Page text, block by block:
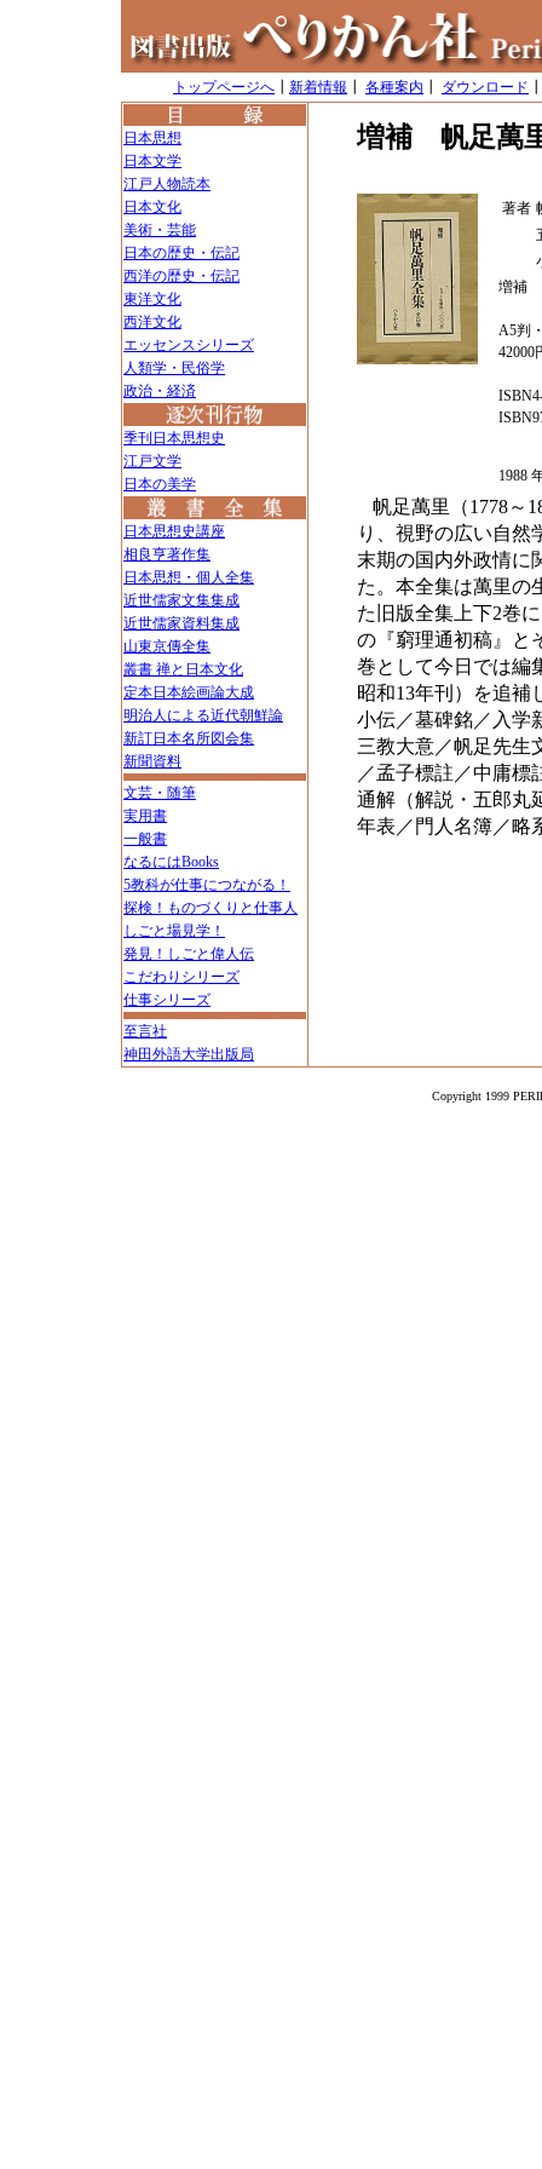
トップページへ 新着情報 各種案内 ダウンロード
日本思想
日本文学
江戸人物読本
日本文化
美術・芸能
日本の歴史・伝記
西洋の歴史・伝記
東洋文化
西洋文化
エッセンスシリーズ
人類学・民俗学
政治・経済
季刊日本思想史
江戸文学
日本の美学
日本思想史講座
相良亨著作集
日本思想・個人全集
近世儒家文集集成
近世儒家資料集成
山東京傳全集
叢書 禅と日本文化
定本日本絵画論大成
明治人による近代朝鮮論
新訂日本名所図会集
新聞資料
文芸・随筆
実用書
一般書
なるにはBooks
5教科が仕事につながる！
探検！ものづくりと仕事人
しごと場見学！
発見！しごと偉人伝
こだわりシリーズ
仕事シリーズ
至言社
神田外語大学出版局
増補 帆足萬
著者
増補
A5判
42000
1988
帆足萬里（1778～
り、視野の広い自然
末期の国内外政情に
た。本全集は萬里の
た旧版全集上下2巻
の『窮理通初稿』と
巻として今日では
昭和13年刊）を追補
小伝／墓碑銘／入学
三教大意／帆足先生
／孟子標註／中庸標
通解（解説・五郎丸
年表／門人名簿／略
Copyright 1999